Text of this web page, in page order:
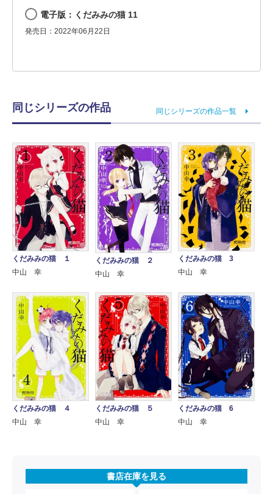
電子版：くだみみの猫 11
発売日：2022年06月22日
同じシリーズの作品 同じシリーズの作品一覧
くだみみの猫 １
中山 幸
くだみみの猫 ２
中山 幸
くだみみの猫 3
中山 幸
くだみみの猫 ４
中山 幸
くだみみの猫 ５
中山 幸
くだみみの猫 6
中山 幸
書店在庫を見る